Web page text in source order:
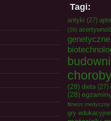
Tagi:
antyki (27)
(26)
genetyczne
(28) dieta (27)
(28)
fitness medyczny
gry edukacyjne